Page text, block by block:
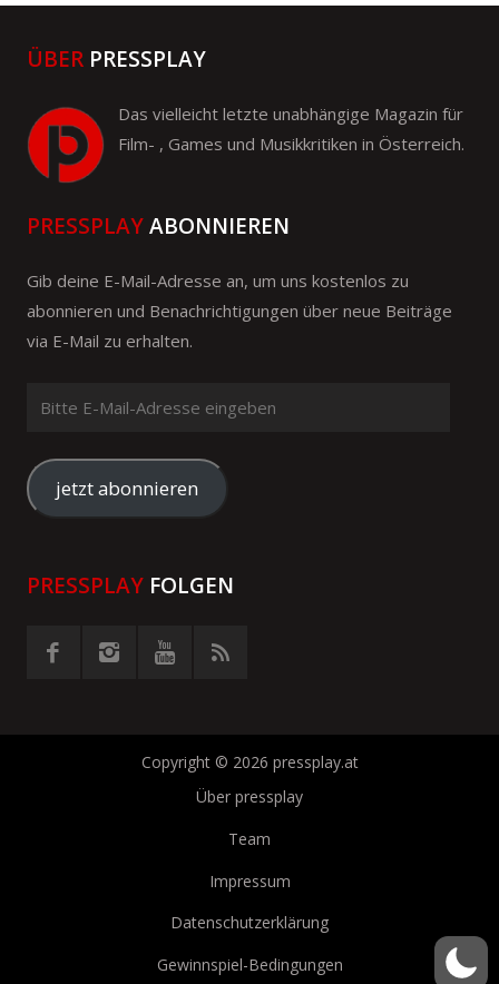
ÜBER PRESSPLAY
Das vielleicht letzte unabhängige Magazin für
Film- , Games und Musikkritiken in Österreich.
PRESSPLAYABONNIEREN
Gib deine E-Mail-Adresse an, um uns kostenlos zu
abonnieren und Benachrichtigungen über neue Beiträge
via E-Mail zu erhalten.
Mail-
Adresse
eingeben
jetzt abonnieren
PRESSPLAY FOLGEN
Copyright © 2026 pressplay.at
Über pressplay
Team
Impressum
Datenschutzerklärung
Gewinnspiel-Bedingungen